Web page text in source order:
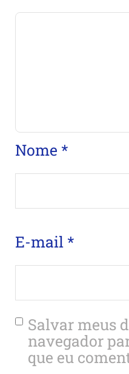
Nome *
E-mail *
Salvar meus
navegador
que eu